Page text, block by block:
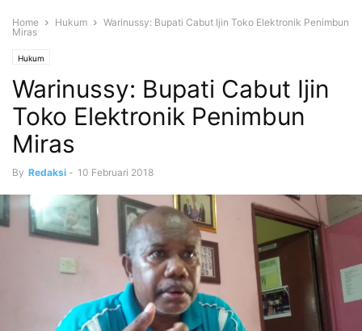
Home Hukum
Warinussy: Bupati Cabut Ijin Toko Elektronik Penimbun
Miras
Hukum
Warinussy: Bupati Cabut Ijin
Toko Elektronik Penimbun
Miras
By Redaksi - 10 Februari 2018